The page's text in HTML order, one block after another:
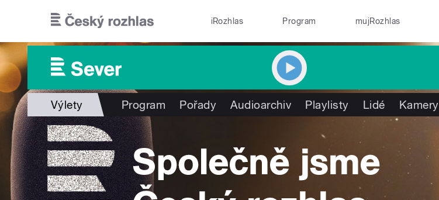
iRozhlas Program mujRozhlas
Výlety Program Pořady Audioarchiv Playlisty Lidé Kamery